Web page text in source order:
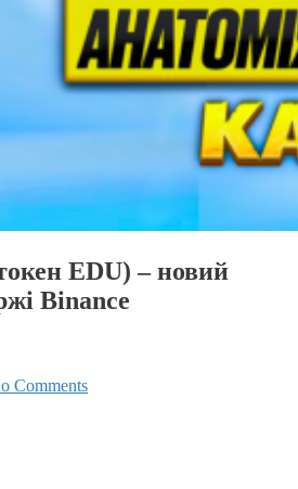
EDU) – новий
Binance
Comments